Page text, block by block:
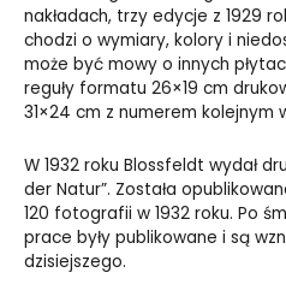
nakładach, trzy edycje z 1929
chodzi o wymiary, kolory i
może być mowy o innych
reguły formatu 26×19 cm
31×24 cm z numerem kolejnym
W 1932 roku Blossfeldt wydał
der Natur”. Została
120 fotografii w 1932 roku. Po
prace były publikowane i są
dzisiejszego.